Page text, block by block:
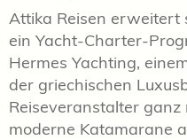
Attika Reisen erweitert
ein Yacht-Charter-
Hermes Yachting,
der griechischen
Reiseveranstalter ganz
moderne Katamarane